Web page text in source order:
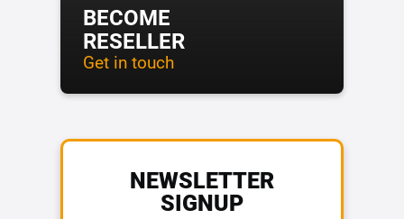
BECOME
RESELLER
Get in touch
NEWSLETTER
SIGNUP